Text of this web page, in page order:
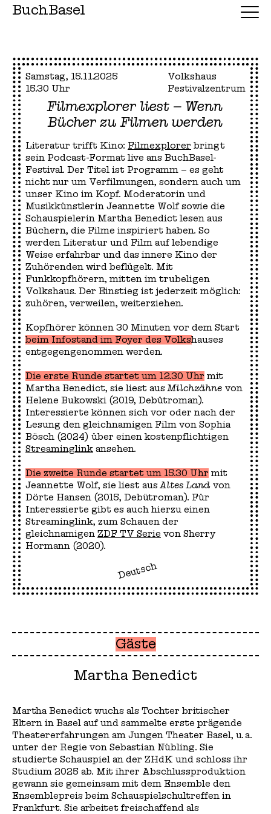
BuchBasel
Samstag, 15.11.2025
15.30 Uhr
Volkshaus
Festivalzentrum
Filmexplorer liest – Wenn
Bücher zu Filmen werden
Literatur trifft Kino: Filmexplorer bringt
sein Podcast-Format live ans BuchBasel-
Festival. Der Titel ist Programm – es geht
nicht nur um Verfilmungen, sondern auch um
unser Kino im Kopf. Moderatorin und
Musikkünstlerin Jeannette Wolf sowie die
Schauspielerin Martha Benedict lesen aus
Büchern, die Filme inspiriert haben. So
werden Literatur und Film auf lebendige
Weise erfahrbar und das innere Kino der
Zuhörenden wird beflügelt. Mit
Funkkopfhörern, mitten im trubeligen
Volkshaus. Der Einstieg ist jederzeit möglich:
zuhören, verweilen, weiterziehen.
Kopfhörer können 30 Minuten vor dem Start
beim Infostand im Foyer des Volkshauses
entgegengenommen werden.
Die erste Runde startet um 12.30 Uhr mit
Martha Benedict, sie liest aus Milchzähne von
Helene Bukowski (2019, Debütroman).
Interessierte können sich vor oder nach der
Lesung den gleichnamigen Film von Sophia
Bösch (2024) über einen kostenpflichtigen
Streaminglink ansehen.
Die zweite Runde startet um 15.30 Uhr mit
Jeannette Wolf, sie liest aus Altes Land von
Dörte Hansen (2015, Debütroman). Für
Interessierte gibt es auch hierzu einen
Streaminglink, zum Schauen der
gleichnamigen ZDF TV Serie von Sherry
Hormann (2020).
Deutsch
Gäste
Martha Benedict
Martha Benedict wuchs als Tochter britischer
Eltern in Basel auf und sammelte erste prägende
Theatererfahrungen am Jungen Theater Basel, u. a.
unter der Regie von Sebastian Nübling. Sie
studierte Schauspiel an der ZHdK und schloss ihr
Studium 2025 ab. Mit ihrer Abschlussproduktion
gewann sie gemeinsam mit dem Ensemble den
Ensemblepreis beim Schauspielschultreffen in
Frankfurt. Sie arbeitet freischaffend als